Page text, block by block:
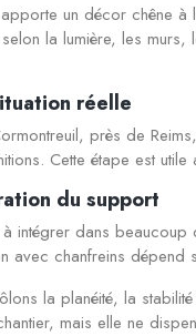
un décor chêne
la lumière, les
réelle
près de
Cette étape est
du support
intégrer dans
avec chanfreins
la planéité, la
mais elle ne